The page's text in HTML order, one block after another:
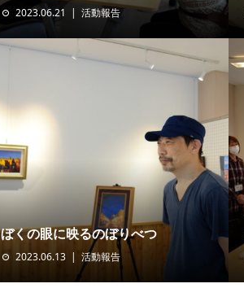
2023.06.21 活動報告
ぼくの眼に映るのぼりべつ
2023.06.13 活動報告